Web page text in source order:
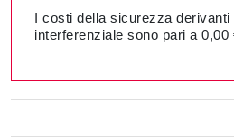
I costi della sicurezza
interferenziale sono pari a 0,00